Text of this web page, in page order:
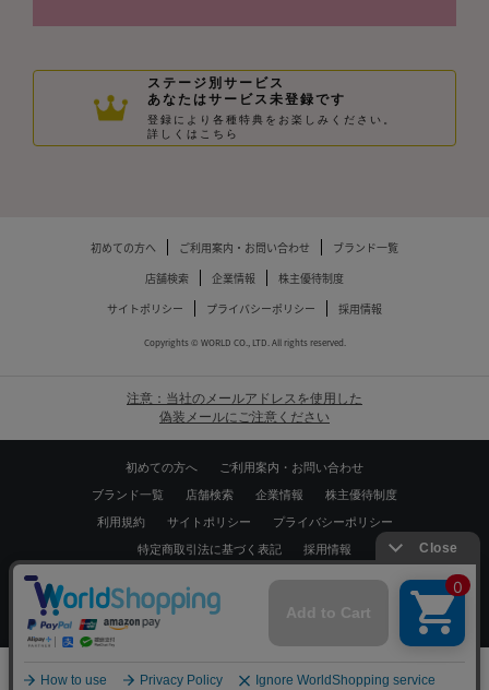
ステージ別サービス
あなたはサービス未登録です
登録により各種特典をお楽しみください。
詳しくはこちら
初めての方へ ご利用案内・お問い合わせ
ブランド一覧
店舗検索
企業情報
株主優待制度
サイトポリシー
プライバシーポリシー 採用情報
Copyrights © WORLD CO., LTD. All rights reserved.
注意：当社のメールアドレスを使用した
偽装メールにご注意ください
初めての方へ ご利用案内・お問い合わせ
ブランド一覧 店舗検索 企業情報 株主優待制度
利用規約 サイトポリシー プライバシーポリシー
特定商取引法に基づく表記 採用情報
Copyrights © WORLD CO.,LTD. All rights reserved.
スマートフォン ｜PC